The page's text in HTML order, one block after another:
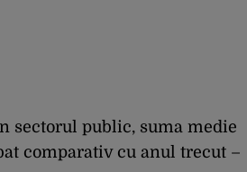
sectorul public, suma medie
comparativ cu anul trecut –